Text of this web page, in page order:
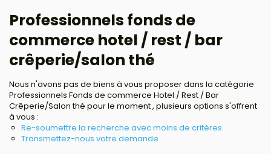
Nos biens vendus
Nos agences
Avis clients
Estimation
Avis clients
Professionnels fonds de
commerce hotel / rest / bar
crêperie/salon thé
Nous n'avons pas de biens à vous proposer dans la catégorie
Professionnels Fonds de commerce Hotel / Rest / Bar
Crêperie/Salon thé pour le moment , plusieurs options s'offrent
à vous :
Re-soumettre la recherche avec moins de critères.
Transmettez-nous votre demande